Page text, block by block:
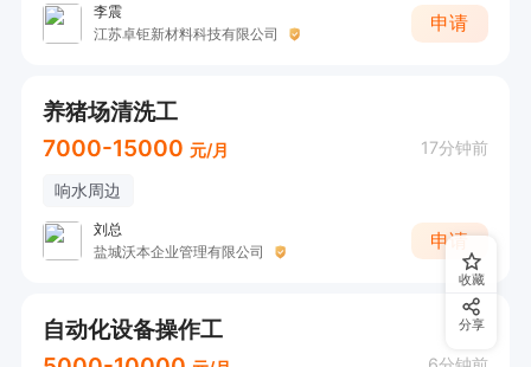
李震
江苏卓钜新材料科技有限公司
申请
养猪场清洗工
7000-15000 元/月 17分钟前
响水周边
刘总
盐城沃本企业管理有限公司
申请
自动化设备操作工
收藏
分享